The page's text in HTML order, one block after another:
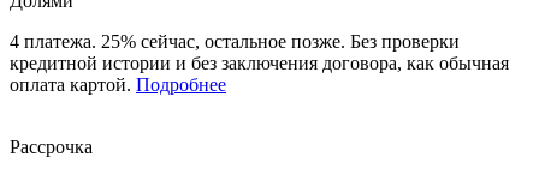
4 платежа. 25% сейчас, остальное позже. Без проверки
кредитной истории и без заключения договора, как обычная
оплата картой. Подробнее
Рассрочка